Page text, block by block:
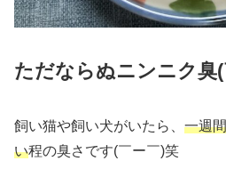
ただならぬニンニク臭
飼い猫や飼い犬がいたら、 一週
い程の臭さです(￣ー￣)笑